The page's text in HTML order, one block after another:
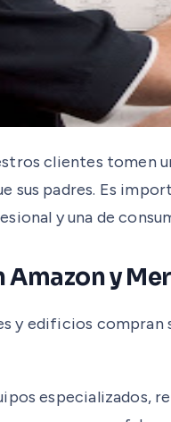
clientes tomen
sus padres. Es
y una de
y
y edificios
especializados,